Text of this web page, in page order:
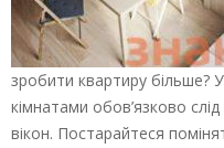
зробити квартиру більше?
кімнатами обов’язково
вікон. Постарайтеся